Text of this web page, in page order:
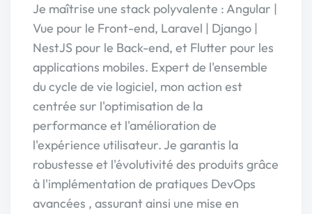
Je maîtrise une stack polyvalente : Angular |
Vue pour le Front-end, Laravel | Django |
NestJS pour le Back-end, et Flutter pour les
applications mobiles. Expert de l'ensemble
du cycle de vie logiciel, mon action est
centrée sur l'optimisation de la
performance et l'amélioration de
l'expérience utilisateur. Je garantis la
robustesse et l'évolutivité des produits grâce
à l'implémentation de pratiques DevOps
avancées , assurant ainsi une mise en